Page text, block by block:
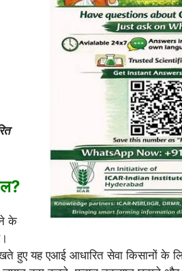
के
हुए यह एआई आधारित सेवा किसानों के